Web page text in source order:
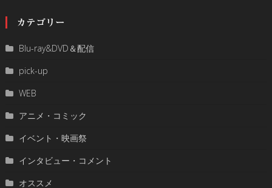
カテゴリー
Blu-ray&DVD＆配信
pick-up
WEB
アニメ・コミック
イベント・映画祭
インタビュー・コメント
オススメ